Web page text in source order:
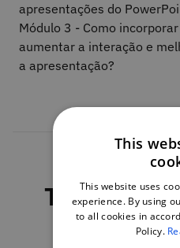
apresentações do
Módulo 3 - Como
aumentar a interação e
a apresentação?
This
This
This website uses
experience. By using
to all cookies in
Policy.